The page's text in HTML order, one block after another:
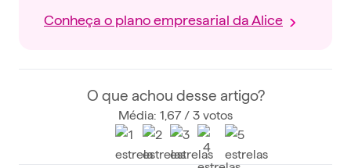
Conheça o plano empresarial da Alice
O que achou desse artigo?
Média: 1,67 / 3 votos